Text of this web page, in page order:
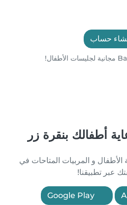
حساب
أطفالك بنقرة زر
و المربيات المتاحات في
عبر تطبيقنا!